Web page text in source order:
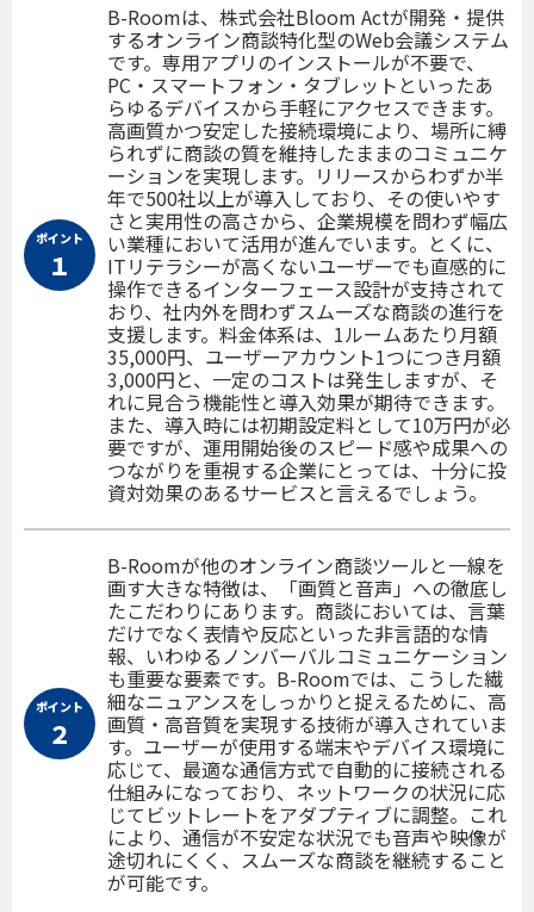
ポイント
１
B-Roomは、株式会社Bloom Actが開発・提供
するオンライン商談特化型のWeb会議システム
です。専用アプリのインストールが不要で、
PC・スマートフォン・タブレットといったあ
らゆるデバイスから手軽にアクセスできます。
高画質かつ安定した接続環境により、場所に縛
られずに商談の質を維持したままのコミュニケ
ーションを実現します。リリースからわずか半
年で500社以上が導入しており、その使いやす
さと実用性の高さから、企業規模を問わず幅広
い業種において活用が進んでいます。とくに、
ITリテラシーが高くないユーザーでも直感的に
操作できるインターフェース設計が支持されて
おり、社内外を問わずスムーズな商談の進行を
支援します。料金体系は、1ルームあたり月額
35,000円、ユーザーアカウント1つにつき月額
3,000円と、一定のコストは発生しますが、そ
れに見合う機能性と導入効果が期待できます。
また、導入時には初期設定料として10万円が必
要ですが、運用開始後のスピード感や成果への
つながりを重視する企業にとっては、十分に投
資対効果のあるサービスと言えるでしょう。
ポイント
２
B-Roomが他のオンライン商談ツールと一線を
画す大きな特徴は、「画質と音声」への徹底し
たこだわりにあります。商談においては、言葉
だけでなく表情や反応といった非言語的な情
報、いわゆるノンバーバルコミュニケーション
も重要な要素です。B-Roomでは、こうした繊
細なニュアンスをしっかりと捉えるために、高
画質・高音質を実現する技術が導入されていま
す。ユーザーが使用する端末やデバイス環境に
応じて、最適な通信方式で自動的に接続される
仕組みになっており、ネットワークの状況に応
じてビットレートをアダプティブに調整。これ
により、通信が不安定な状況でも音声や映像が
途切れにくく、スムーズな商談を継続すること
が可能です。